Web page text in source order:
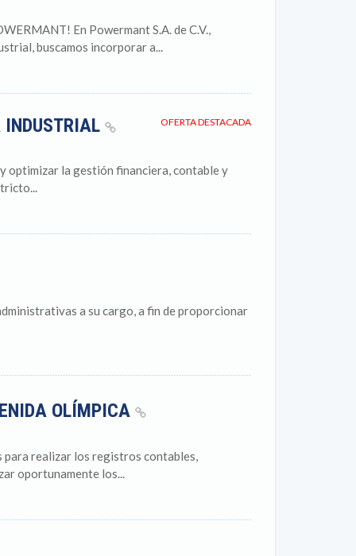
En Powermant S.A. de C.V.,
buscamos incorporar a...
OFERTA DESTACADA
optimizar la gestión financiera, contable y
a su cargo, a fin de proporcionar
OLÍMPICA
realizar los registros contables,
oportunamente los...